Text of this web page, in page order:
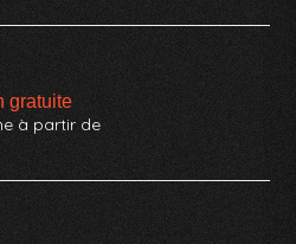
gratuite
à partir de